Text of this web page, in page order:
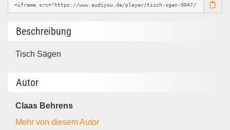
Beschreibung
Tisch Sägen
Autor
Claas Behrens
Mehr von diesem Autor